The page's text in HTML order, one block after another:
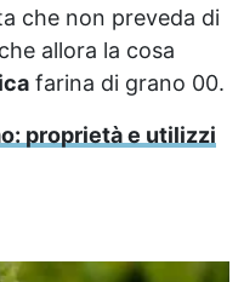
che non preveda di
allora la cosa
farina di grano 00.
proprietà e utilizzi